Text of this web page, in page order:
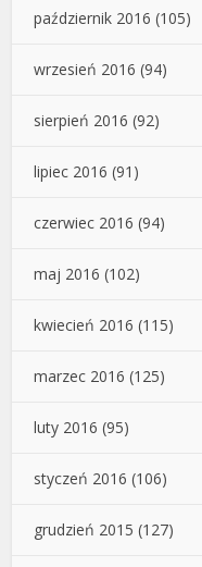
październik 2016 (105)
wrzesień 2016 (94)
sierpień 2016 (92)
lipiec 2016 (91)
czerwiec 2016 (94)
maj 2016 (102)
kwiecień 2016 (115)
marzec 2016 (125)
luty 2016 (95)
styczeń 2016 (106)
grudzień 2015 (127)